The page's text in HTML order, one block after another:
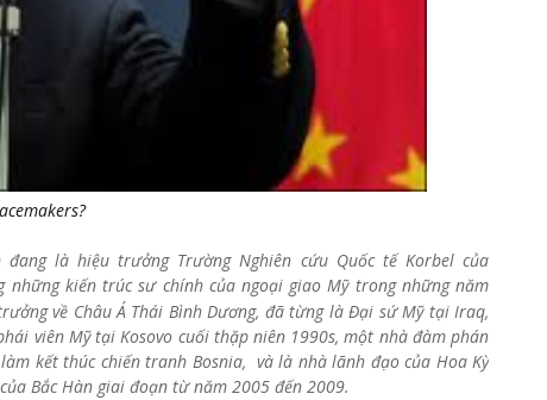
đang là hiệu trưởngTrường Nghiên cứu Quốc tế Korbel của
những kiếntrúc sư chính của ngoại giao Mỹ trong những năm
về Châu Á Thái Bình Dương, đã từng là Đại sứ Mỹ tại Iraq,
viên Mỹ tại Kosovo cuối thặp niên 1990s, một nhà đàm phán
kết thúc chiến tranh Bosnia, và là nhà lãnh đạo của Hoa Kỳ
Bắc Hàn giai đoạn từ năm 2005 đến 2009.